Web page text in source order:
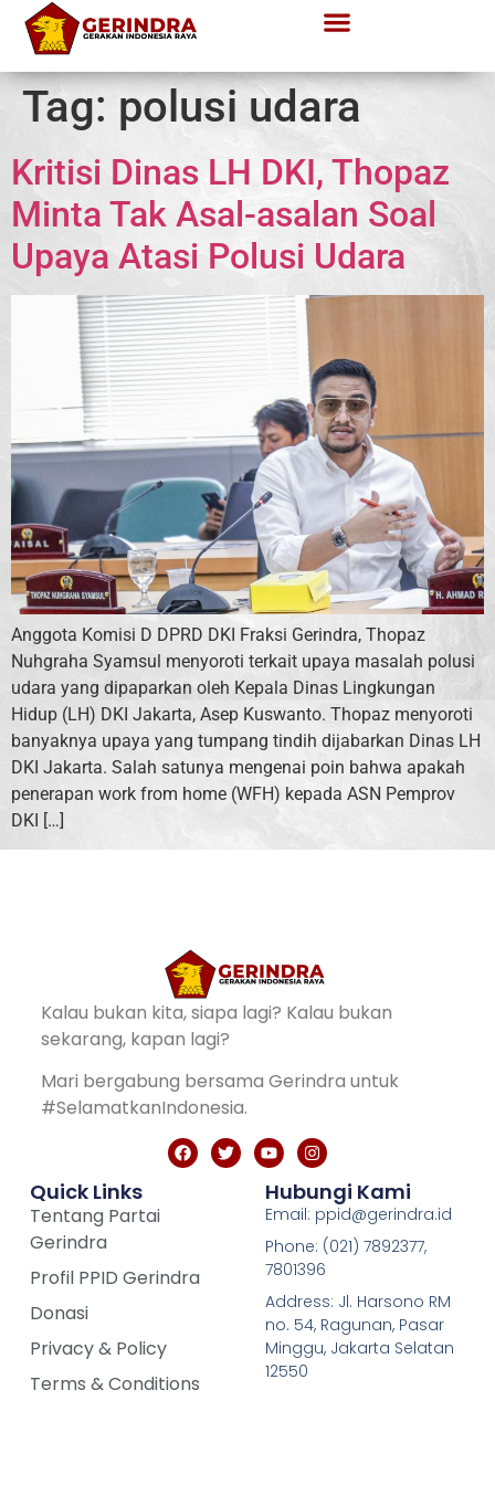
Tag: polusi udara
Kritisi Dinas LH DKI, Thopaz
Minta Tak Asal-asalan Soal
Upaya Atasi Polusi Udara
Anggota Komisi D DPRD DKI Fraksi Gerindra, Thopaz
Nuhgraha Syamsul menyoroti terkait upaya masalah polusi
udara yang dipaparkan oleh Kepala Dinas Lingkungan
Hidup (LH) DKI Jakarta, Asep Kuswanto. Thopaz menyoroti
banyaknya upaya yang tumpang tindih dijabarkan Dinas LH
DKI Jakarta. Salah satunya mengenai poin bahwa apakah
penerapan work from home (WFH) kepada ASN Pemprov
DKI […]
Kalau bukan kita, siapa lagi? Kalau bukan
sekarang, kapan lagi?
Mari bergabung bersama Gerindra untuk
#SelamatkanIndonesia.
Quick Links
Tentang Partai
Gerindra
Profil PPID Gerindra
Donasi
Privacy & Policy
Terms & Conditions
Hubungi Kami
Email: ppid@gerindra.id
Phone: (021) 7892377,
7801396
Address: Jl. Harsono RM
no. 54, Ragunan, Pasar
Minggu, Jakarta Selatan
12550